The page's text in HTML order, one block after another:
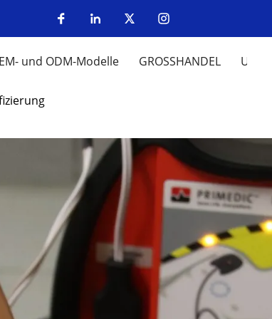
und ODM-Modelle GROSSHANDEL UM